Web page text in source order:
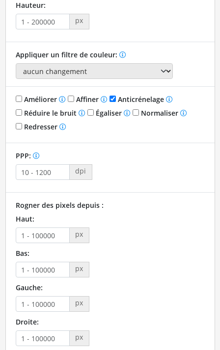
Hauteur:
px
Appliquer un filtre de couleur:
Améliorer Affiner
Anticrénelage
Réduire le bruit
Égaliser
Normaliser
Redresser
PPP:
dpi
Rogner des pixels depuis :
Haut:
px
Bas:
px
Gauche:
px
Droite:
px